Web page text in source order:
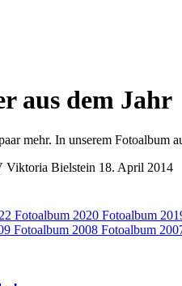
aus dem Jahr
mehr. In unserem Fotoalbum
Viktoria Bielstein 18. April 2014
Fotoalbum 2020 Fotoalbum
Fotoalbum 2008 Fotoalbum